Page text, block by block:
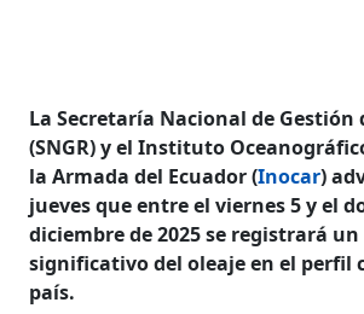
La Secretaría Nacional de Gestión
(SNGR) y el Instituto
la Armada del Ecuador (Inocar)
jueves que entre el viernes 5 y el
diciembre de 2025 se registrará
significativo del oleaje en el perfil
país.